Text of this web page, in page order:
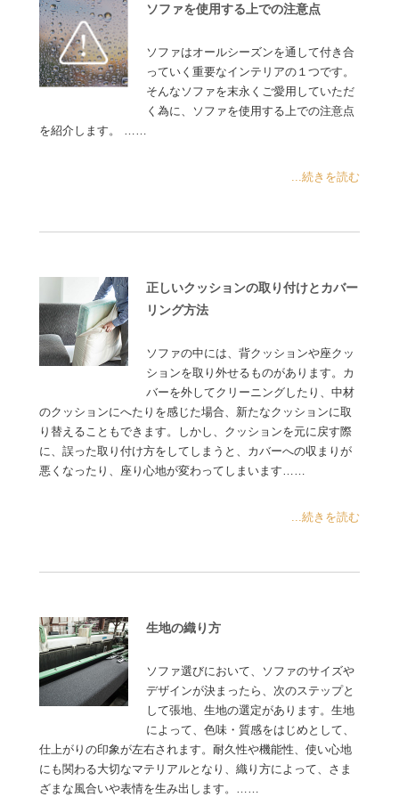
ソファを使用する上での注意点
ソファはオールシーズンを通して付き合
っていく重要なインテリアの１つです。
そんなソファを末永くご愛用していただ
く為に、ソファを使用する上での注意点
を紹介します。 ……
...続きを読む
正しいクッションの取り付けとカバー
リング方法
ソファの中には、背クッションや座クッ
ションを取り外せるものがあります。カ
バーを外してクリーニングしたり、中材
のクッションにへたりを感じた場合、新たなクッションに取
り替えることもできます。しかし、クッションを元に戻す際
に、誤った取り付け方をしてしまうと、カバーへの収まりが
悪くなったり、座り心地が変わってしまいます……
...続きを読む
生地の織り方
ソファ選びにおいて、ソファのサイズや
デザインが決まったら、次のステップと
して張地、生地の選定があります。生地
によって、色味・質感をはじめとして、
仕上がりの印象が左右されます。耐久性や機能性、使い心地
にも関わる大切なマテリアルとなり、織り方によって、さま
ざまな風合いや表情を生み出します。……